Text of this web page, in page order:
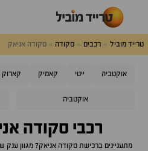
טרייד מוביל רכבים סקודה סקודה אניאק
אוקטביה ייטי קאמיק קארוק
אוקטביה
רכבי סקודה
מתעניינים ברכישתסקודה אניאק? מגוון ענק